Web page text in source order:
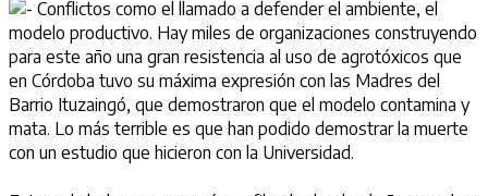
Conflictos como el llamado a defender el ambiente, el
modelo productivo. Hay miles de organizaciones construyendo
para este año una gran resistencia al uso de agrotóxicos que
en Córdoba tuvo su máxima expresión con las Madres del
Barrio Ituzaingó, que demostraron que el modelo contamina y
mata. Lo más terrible es que han podido demostrar la muerte
con un estudio que hicieron con la Universidad.